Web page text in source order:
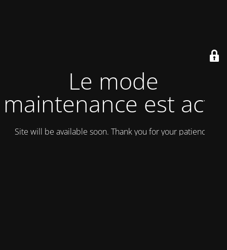
Le mode
maintenance est actif
Site will be available soon. Thank you for your patience!